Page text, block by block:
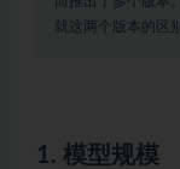
就这两个版本的区
1. 模型规模